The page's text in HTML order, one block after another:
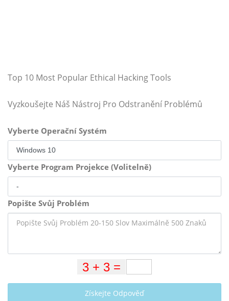
Top 10 Most Popular Ethical Hacking Tools
Vyzkoušejte Náš Nástroj Pro Odstranění Problémů
Vyberte Operační Systém
Vyberte Program Projekce (Volitelně)
Popište Svůj Problém
Získejte Odpověď